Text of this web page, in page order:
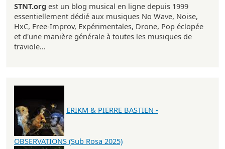
STNT.org est un blog musical en ligne depuis 1999
essentiellement dédié aux musiques No Wave, Noise,
HxC, Free-Improv, Expérimentales, Drone, Pop éclopée
et d'une manière générale à toutes les musiques de
traviole...
ERIKM & PIERRE BASTIEN -
OBSERVATIONS (Sub Rosa 2025)